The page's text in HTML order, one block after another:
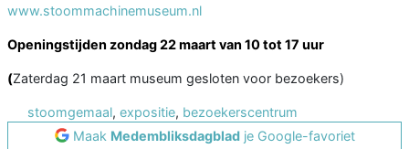
www.stoommachinemuseum.nl
Openingstijden zondag 22 maart van 10 tot 17 uur
(Zaterdag 21 maart museum gesloten voor bezoekers)
stoomgemaal, expositie, bezoekerscentrum
Maak Medembliksdagbladje Google-favoriet